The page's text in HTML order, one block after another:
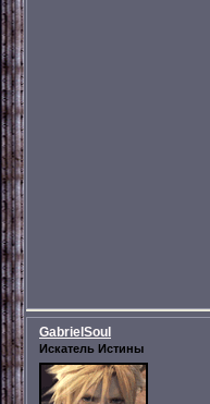
GabrielSoul
Искатель Истины